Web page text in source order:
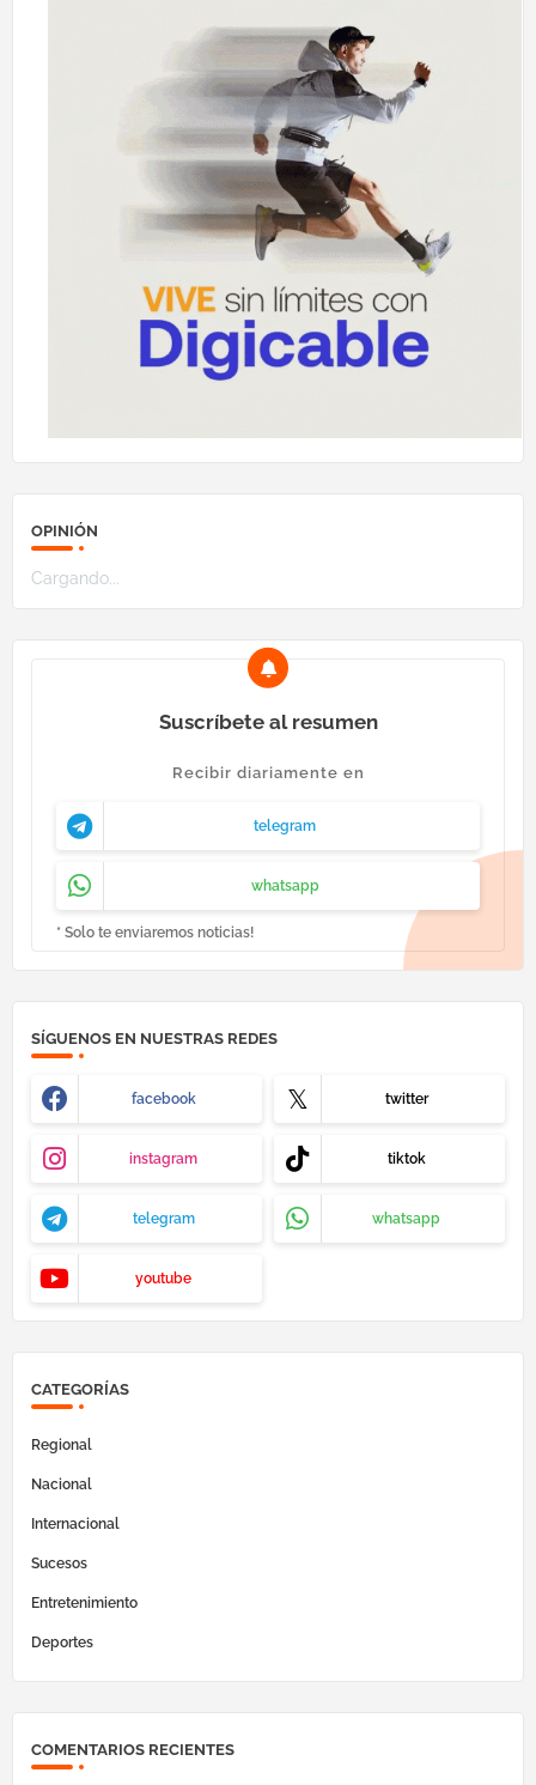
OPINIÓN
Cargando...
Suscríbete al resumen
Recibir diariamente en
telegram
whatsapp
* Solo te enviaremos noticias!
SÍGUENOS EN NUESTRAS REDES
facebook twitter
instagram tiktok
telegram whatsapp
youtube
CATEGORÍAS
Regional
Nacional
Internacional
Sucesos
Entretenimiento
Deportes
COMENTARIOS RECIENTES